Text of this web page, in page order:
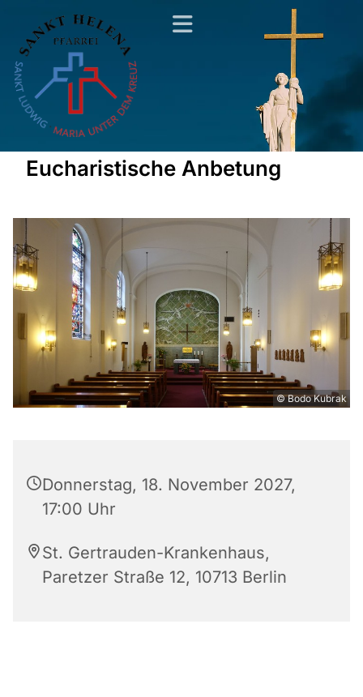
Eucharistische Anbetung
© Bodo Kubrak
Donnerstag, 18. November 2027,
17:00 Uhr
St. Gertrauden-Krankenhaus,
Paretzer Straße 12, 10713 Berlin